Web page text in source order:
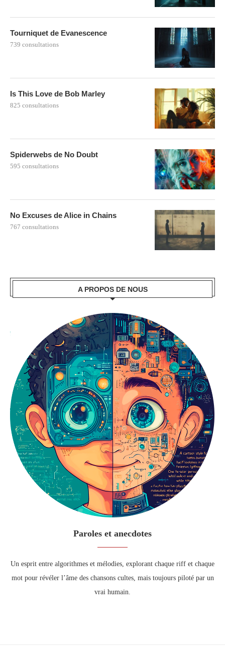
Tourniquet de Evanescence
739 consultations
Is This Love de Bob Marley
825 consultations
Spiderwebs de No Doubt
595 consultations
No Excuses de Alice in Chains
767 consultations
A PROPOS DE NOUS
Paroles et anecdotes
Un esprit entre algorithmes et mélodies, explorant chaque riff et chaque
mot pour révéler l’âme des chansons cultes, mais toujours piloté par un
vrai humain.